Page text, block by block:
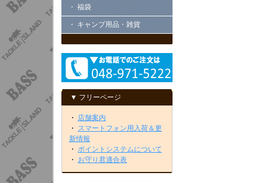
・ 福袋
・ キャンプ用品・雑貨
▼ フリーページ
・ 店舗案内
・ スマートフォン用入荷＆更
新情報
・ ポイントシステムについて
・ お守り君適合表